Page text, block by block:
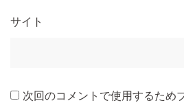
サイト
次回のコメントで使用するため